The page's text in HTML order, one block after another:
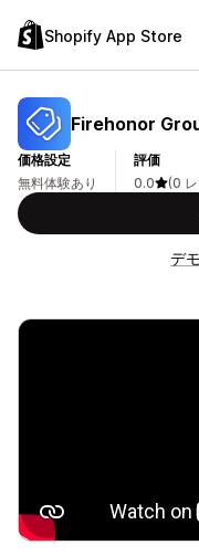
Shopify App Store
Firehonor
価格設定
無料体験あり
評価
0.0
(0
デ